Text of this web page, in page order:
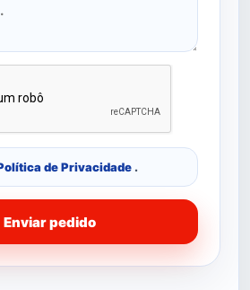
de Privacidade .
Enviar pedido